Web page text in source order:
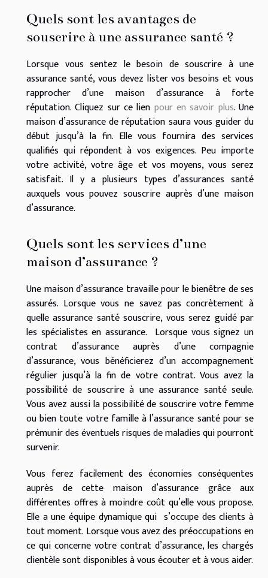
Quels sont les avantages de
souscrire à une assurance santé ?
Lorsque vous sentez le besoin de souscrire à une
assurance santé, vous devez lister vos besoins et vous
rapprocher d’une maison d’assurance à forte
réputation. Cliquez sur ce lien pour en savoir plus. Une
maison d’assurance de réputation saura vous guider du
début jusqu’à la fin. Elle vous fournira des services
qualifiés qui répondent à vos exigences. Peu importe
votre activité, votre âge et vos moyens, vous serez
satisfait. Il y a plusieurs types d’assurances santé
auxquels vous pouvez souscrire auprès d’une maison
d’assurance.
Quels sont les services d’une
maison d’assurance ?
Une maison d’assurance travaille pour le bienêtre de ses
assurés. Lorsque vous ne savez pas concrètement à
quelle assurance santé souscrire, vous serez guidé par
les spécialistes en assurance. Lorsque vous signez un
contrat d’assurance auprès d’une compagnie
d’assurance, vous bénéficierez d’un accompagnement
régulier jusqu’à la fin de votre contrat. Vous avez la
possibilité de souscrire à une assurance santé seule.
Vous avez aussi la possibilité de souscrire votre femme
ou bien toute votre famille à l’assurance santé pour se
prémunir des éventuels risques de maladies qui pourront
survenir.
Vous ferez facilement des économies conséquentes
auprès de cette maison d’assurance grâce aux
différentes offres à moindre coût qu’elle vous propose.
Elle a une équipe dynamique qui s’occupe des clients à
tout moment. Lorsque vous avez des préoccupations en
ce qui concerne votre contrat d’assurance, les chargés
clientèle sont disponibles à vous écouter et à vous aider.